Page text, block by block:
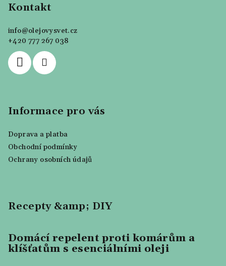
Kontakt
info@olejovysvet.cz
+420 777 267 038
Informace pro vás
Doprava a platba
Obchodní podmínky
Ochrany osobních údajů
Recepty &amp; DIY
Domácí repelent proti komárům a
klíšťatům s esenciálními oleji